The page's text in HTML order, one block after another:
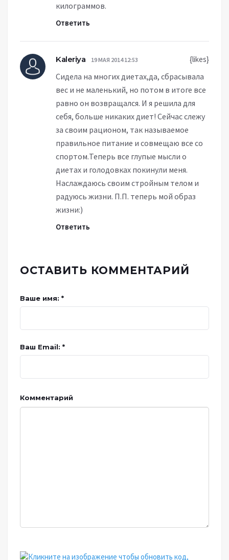
килограммов.
Ответить
{likes}
Kaleriya 19 МАЯ 2014 12:53
Сидела на многих диетах,да, сбрасывала
вес и не маленький, но потом в итоге все
равно он возвращался. И я решила для
себя, больше никаких диет! Сейчас слежу
за своим рационом, так называемое
правильное питание и совмещаю все со
спортом.Теперь все глупые мысли о
диетах и голодовках покинули меня.
Наслаждаюсь своим стройным телом и
радуюсь жизни. П.П. теперь мой образ
жизни:)
Ответить
ОСТАВИТЬ КОММЕНТАРИЙ
Ваше имя: *
Ваш Email: *
Комментарий